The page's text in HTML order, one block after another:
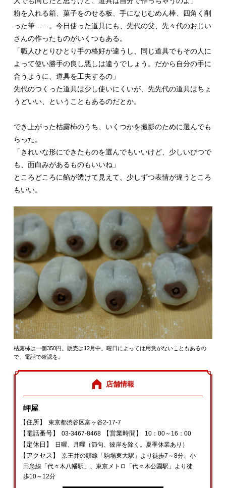
粉を入れる箱、菓子をのせる板、手になじむめん棒、四角く削
った筆……。今日使った道具にも、先代の父、先々代のおじい
さんの作ったものがいくつもある。
「職人ひとりひとり手の格好が違うし、同じ道具でもその人に
よって使い勝手の良し悪しは違うでしょう。だから自分の手に
合うように、道具を工夫するの」
先代のつくった道具は少し使いにくいが、先先代の道具はちょ
うどいい、ということもあるのだとか。
でき上がった枯露柿のうち、いくつかを撮影のために選んでも
らった。
「きれいな形にできたものを選んでもいいけど、少しいびつで
も、面白みがあるものもいいね」
ところどころに餡が透けて見えて、少しずつ表情が違うところ
もいい。
枯露柿は一個350円。販売は12月中。曜日によっては用意がないこともあるの
で、電話で確認を。
店舗情報
岬屋
【住所】 東京都渋谷区富ヶ谷2-17-7
【電話番号】 03-3467-8468 【営業時間】 10：00～16：00
【定休日】 日曜、月曜（節句、彼岸を除く。夏季休業あり）
【アクセス】
京王井の頭線「駒場東大駅」より徒歩7～8分、小
田急線「代々木八幡駅」、東京メトロ「代々木公園駅」より徒
歩10～12分